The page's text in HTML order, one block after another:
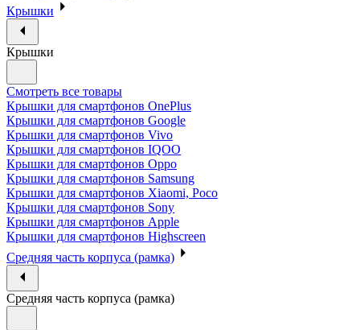
Крышки
Крышки
Смотреть все товары
Крышки для смартфонов OnePlus
Крышки для смартфонов Google
Крышки для смартфонов Vivo
Крышки для смартфонов IQOO
Крышки для смартфонов Oppo
Крышки для смартфонов Samsung
Крышки для смартфонов Xiaomi, Poco
Крышки для смартфонов Sony
Крышки для смартфонов Apple
Крышки для смартфонов Highscreen
Средняя часть корпуса (рамка)
Средняя часть корпуса (рамка)